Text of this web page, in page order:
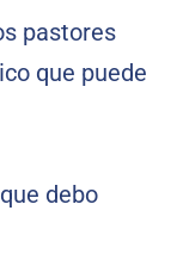
pastores
que puede
debo